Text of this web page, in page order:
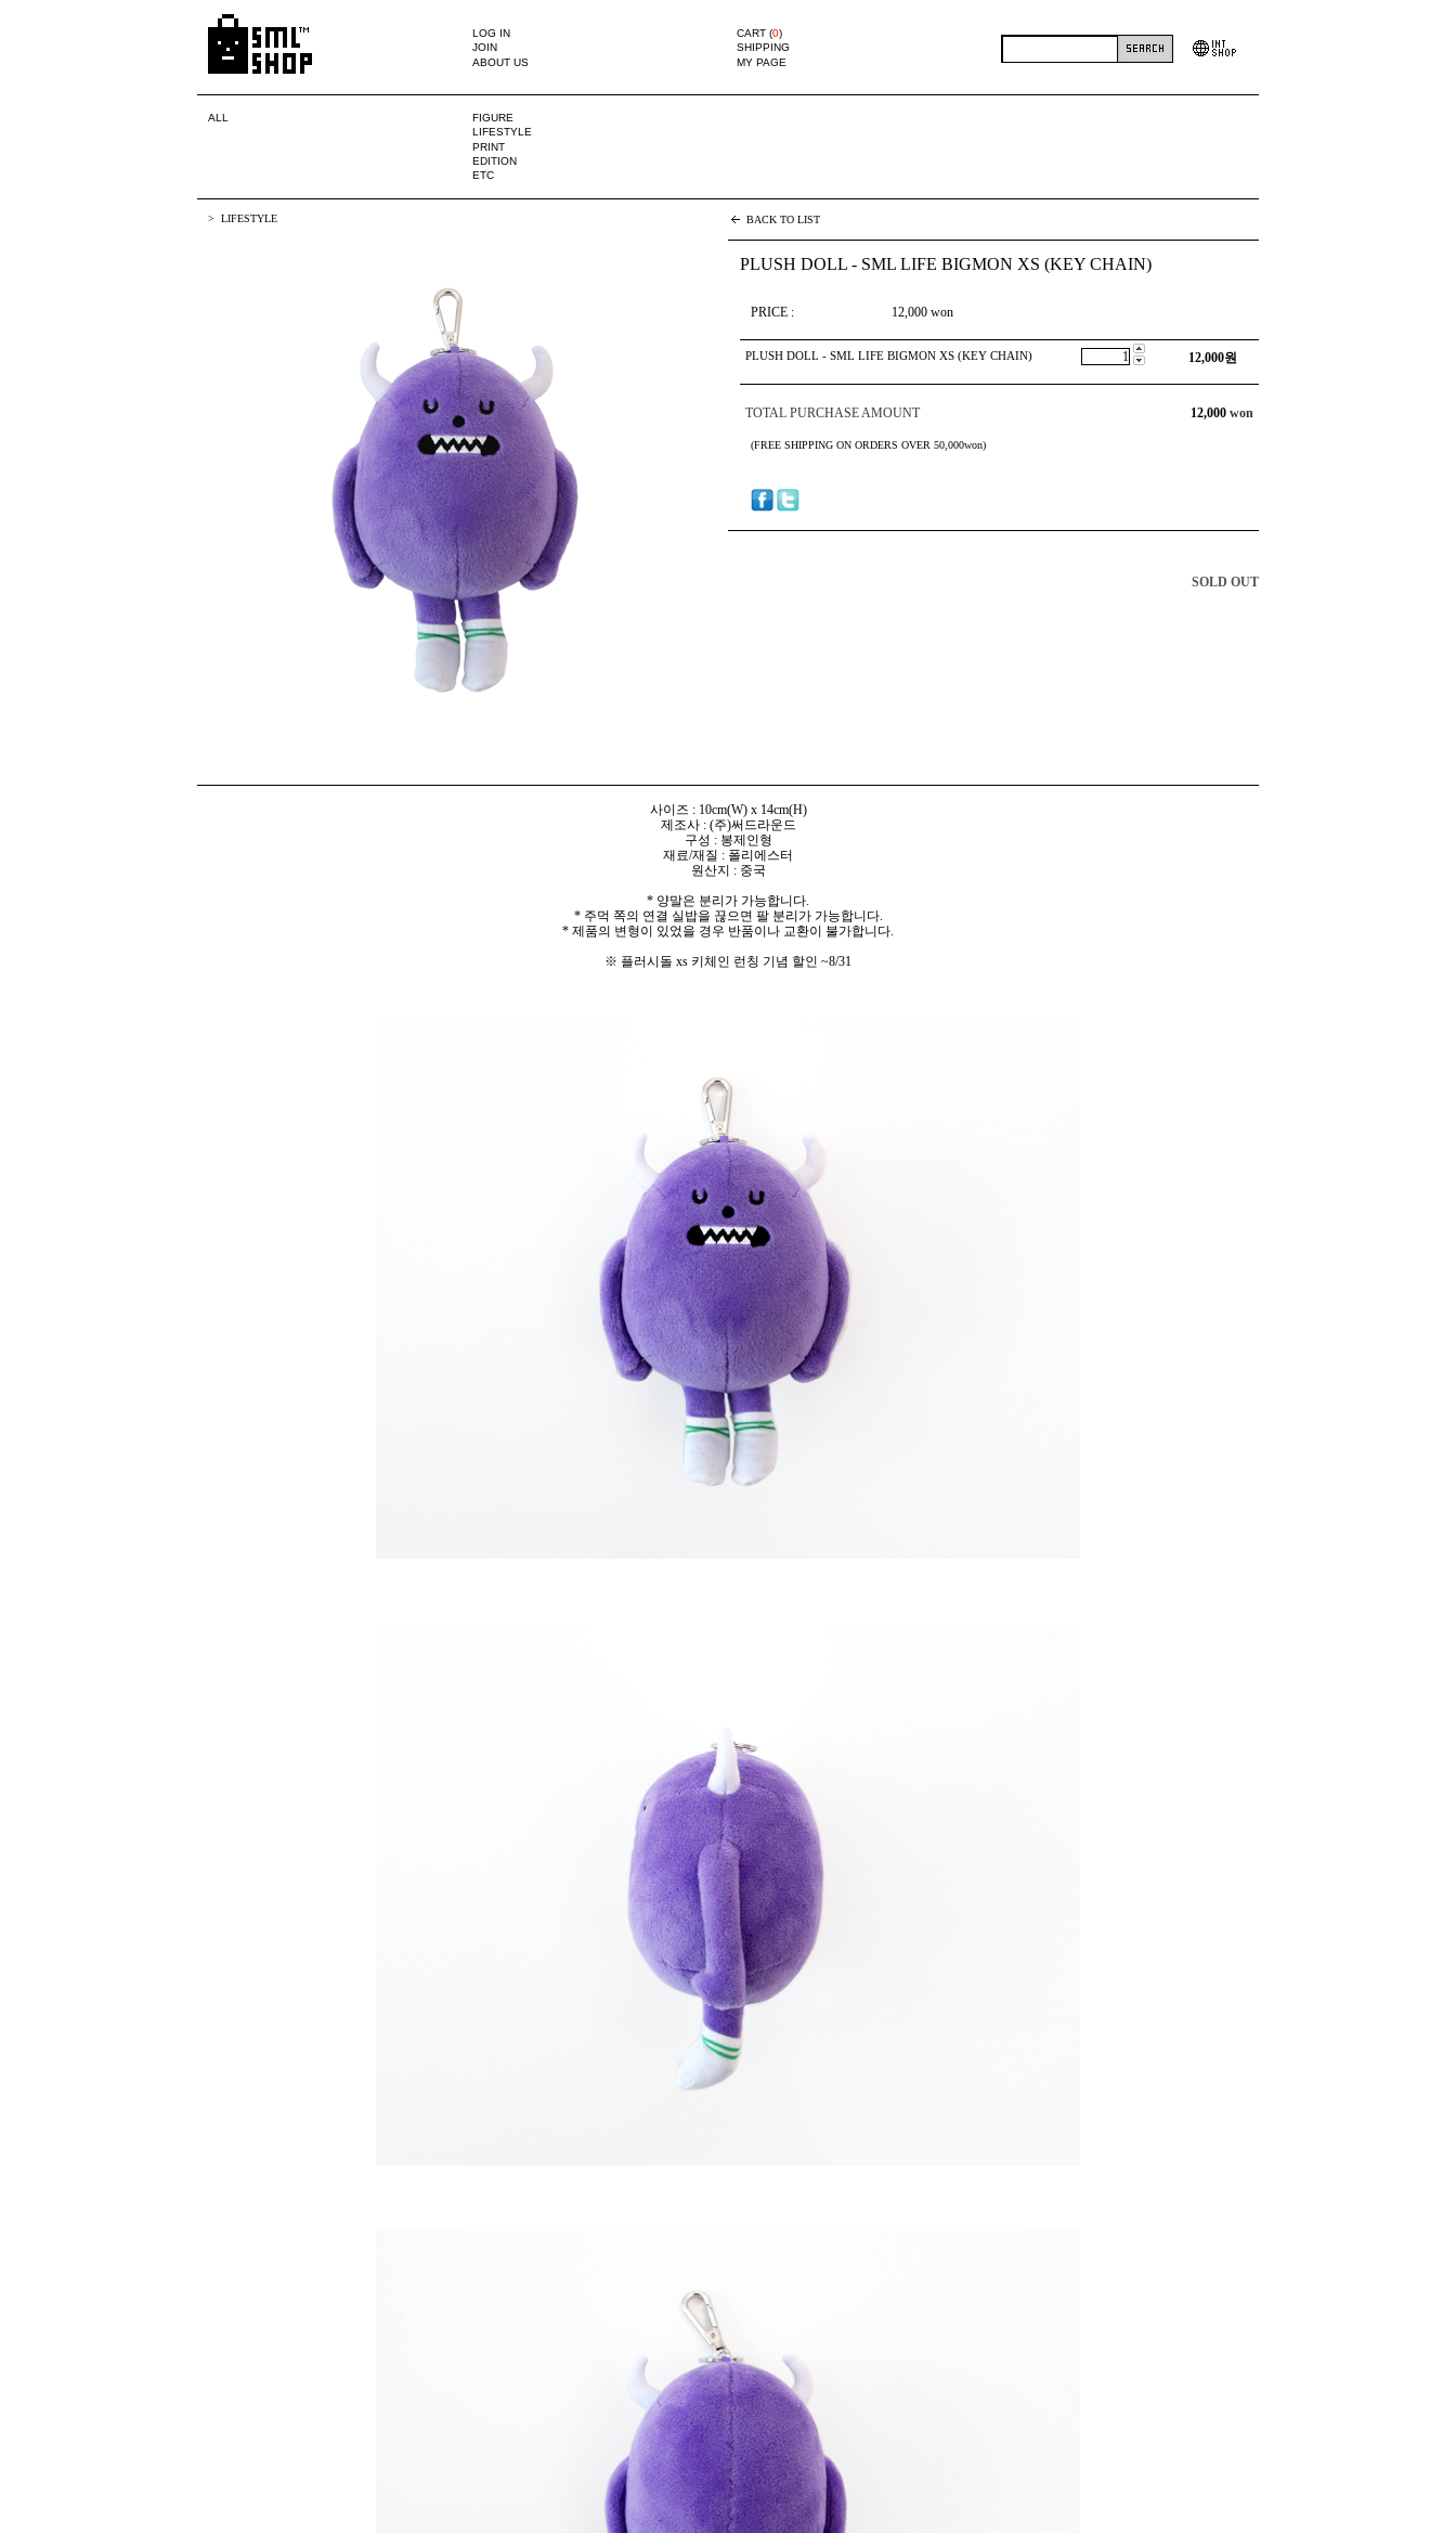
LOG IN
JOIN
ABOUT US
CART (0)
SHIPPING
MY PAGE
ALL
FIGURE
LIFESTYLE
PRINT
EDITION
ETC
LIFESTYLE BACK TO LIST
PLUSH DOLL - SML LIFE BIGMON XS (KEY CHAIN)
PRICE : 12,000 won
PLUSH DOLL - SML LIFE BIGMON XS (KEY CHAIN) 12,000원
TOTAL PURCHASE AMOUNT 12,000 won
(FREE SHIPPING ON ORDERS OVER 50,000won)
SOLD OUT
사이즈 : 10cm(W) x 14cm(H)
제조사 : (주)써드라운드
구성 : 봉제인형
재료/재질 : 폴리에스터
원산지 : 중국
* 양말은 분리가 가능합니다.
* 주먹 쪽의 연결 실밥을 끊으면 팔 분리가 가능합니다.
* 제품의 변형이 있었을 경우 반품이나 교환이 불가합니다.
※ 플러시돌 xs 키체인 런칭 기념 할인 ~8/31